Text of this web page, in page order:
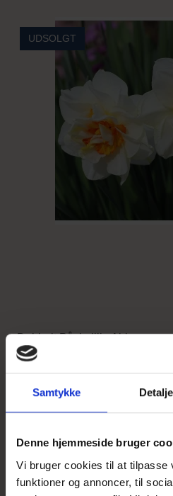
Samtykke
Denne hjemmeside bruger
Vi bruger cookies til at tilpasse
funktioner og annoncer, til
UDSOLGT
Dobbelt Påskelilje Abba